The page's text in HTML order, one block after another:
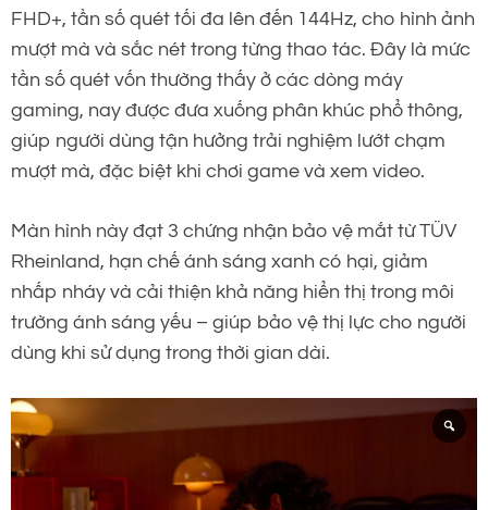
FHD+, tần số quét tối đa lên đến 144Hz, cho hình ảnh
mượt mà và sắc nét trong từng thao tác. Đây là mức
tần số quét vốn thường thấy ở các dòng máy
gaming, nay được đưa xuống phân khúc phổ thông,
giúp người dùng tận hưởng trải nghiệm lướt chạm
mượt mà, đặc biệt khi chơi game và xem video.
Màn hình này đạt 3 chứng nhận bảo vệ mắt từ TÜV
Rheinland, hạn chế ánh sáng xanh có hại, giảm
nhấp nháy và cải thiện khả năng hiển thị trong môi
trường ánh sáng yếu – giúp bảo vệ thị lực cho người
dùng khi sử dụng trong thời gian dài.